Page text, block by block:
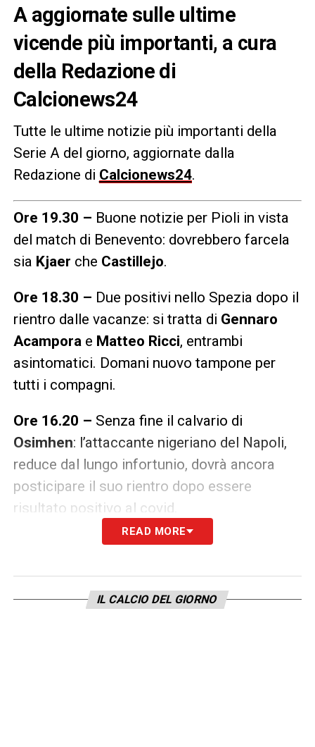
A aggiornate sulle ultime
vicende più importanti, a cura
della Redazione di
Calcionews24
Tutte le ultime notizie più importanti della
Serie A del giorno, aggiornate dalla
Redazione di Calcionews24.
Ore 19.30 – Buone notizie per Pioli in vista
del match di Benevento: dovrebbero farcela
sia Kjaer che Castillejo.
Ore 18.30 – Due positivi nello Spezia dopo il
rientro dalle vacanze: si tratta di Gennaro
Acamporae Matteo Ricci, entrambi
asintomatici. Domani nuovo tampone per
tutti i compagni.
Ore 16.20 – Senza fine il calvario di
Osimhen: l’attaccante nigeriano del Napoli,
reduce dal lungo infortunio, dovrà ancora
posticipare il suo rientro dopo essere
risultato positivo al covid.
Dopo Spinazzola, Fonseca
contro la Samp: risentimento ai flessori per
READ MORE
IL CALCIO DEL GIORNO